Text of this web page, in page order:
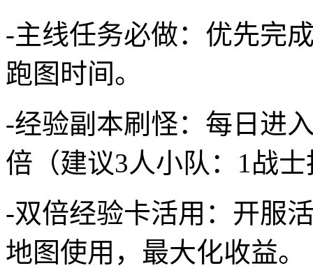
-主线任务必做：优先完
跑图时间。
-经验副本刷怪：每日进
倍（建议3人小队：1战
-双倍经验卡活用：开服
地图使用，最大化收益。